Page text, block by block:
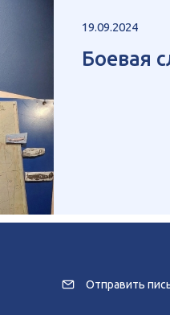
19.09.2024
Боевая
Отправить